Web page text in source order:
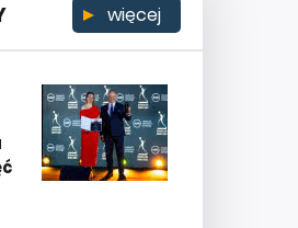
więcej